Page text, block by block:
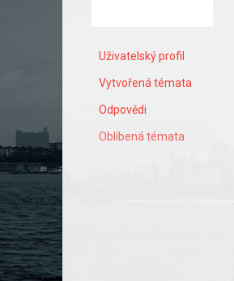
Uživatelský profil
Vytvořená témata
Odpovědi
Oblíbená témata